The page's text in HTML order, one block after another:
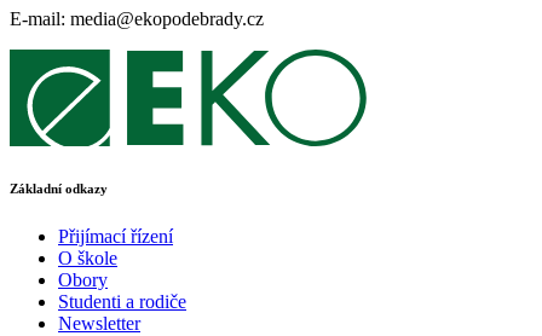
E-mail: media@ekopodebrady.cz
Základní odkazy
Přijímací řízení
O škole
Obory
Studenti a rodiče
Newsletter